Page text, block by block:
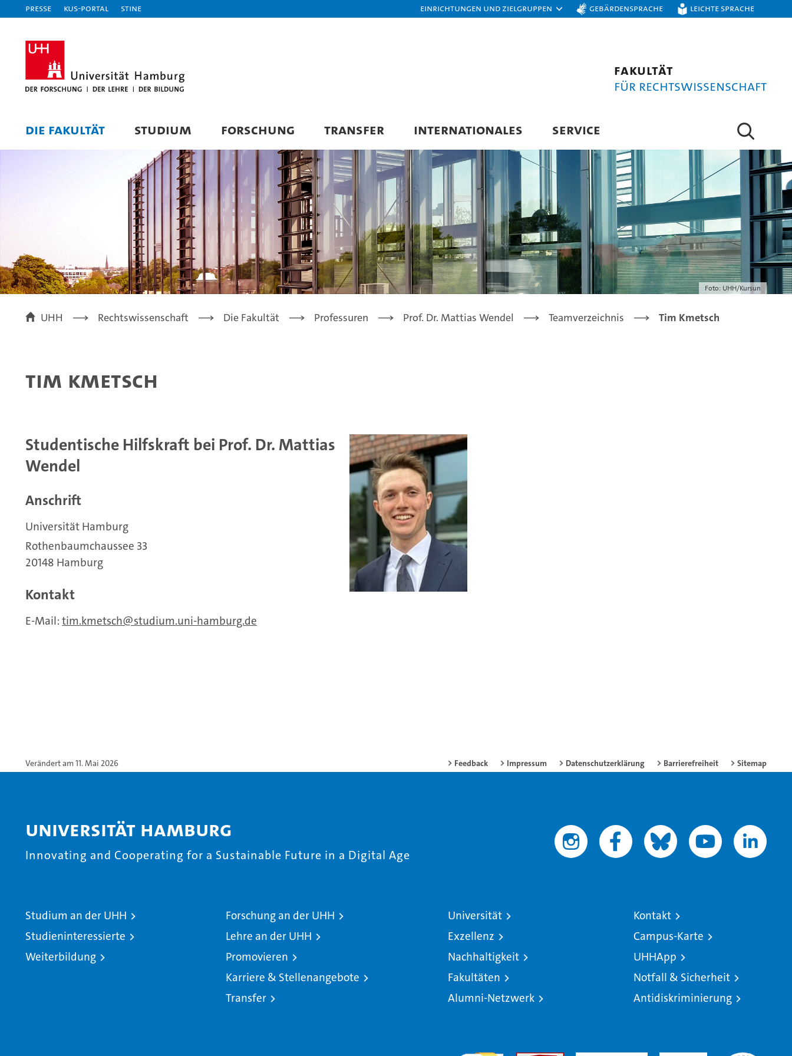
Presse KUS-Portal STiNE Einrichtungen und Zielgruppen Gebärdensprache Leichte Sprache
Fakultät
für Rechtswissenschaft
DIE FAKULTÄT STUDIUM FORSCHUNG TRANSFER INTERNATIONALES SERVICE
Foto: UHH/Kursun
UHH Rechtswissenschaft Die Fakultät Professuren Prof. Dr. Mattias Wendel Teamverzeichnis Tim Kmetsch
Tim Kmetsch
Studentische Hilfskraft bei Prof. Dr. Mattias
Wendel
Anschrift
Universität Hamburg
Rothenbaumchaussee 33
20148 Hamburg
Kontakt
E-Mail: tim.kmetsch studium.uni-hamburg.de
Verändert am 11. Mai 2026 Feedback Impressum Datenschutzerklärung Barrierefreiheit Sitemap
Universität Hamburg
Innovating and Cooperating for a Sustainable Future in a Digital Age
Studium an der UHH
Studieninteressierte
Weiterbildung
Forschung an der UHH
Lehre an der UHH
Promovieren
Karriere & Stellenangebote
Transfer
Universität
Exzellenz
Nachhaltigkeit
Fakultäten
Alumni-Netzwerk
Kontakt
Campus-Karte
UHHApp
Notfall & Sicherheit
Antidiskriminierung